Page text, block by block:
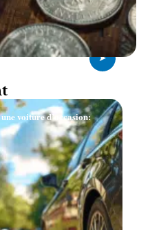
voiture d’occasion: